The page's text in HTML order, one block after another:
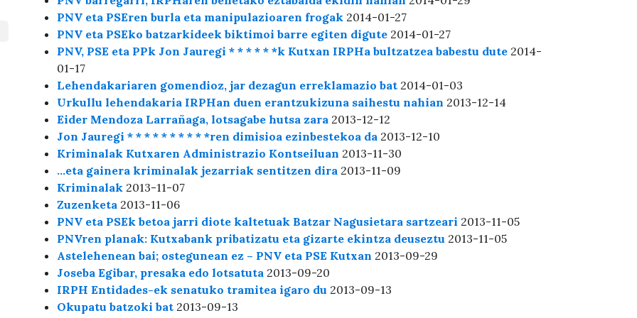
PNV eta PSEren burla eta manipulazioaren frogak 2014-01-27
PNV eta PSEko batzarkideek biktimoi barre egiten digute 2014-01-27
PNV, PSE eta PPk Jon Jauregi * * * * * *k Kutxan IRPHa bultzatzea babestu dute 2014-
01-17
Lehendakariaren gomendioz, jar dezagun erreklamazio bat 2014-01-03
Urkullu lehendakaria IRPHan duen erantzukizuna saihestu nahian 2013-12-14
Eider Mendoza Larrañaga, lotsagabe hutsa zara 2013-12-12
Jon Jauregi * * * * * * * * * *ren dimisioa ezinbestekoa da 2013-12-10
Kriminalak Kutxaren Administrazio Kontseiluan 2013-11-30
…eta gainera kriminalak jezarriak sentitzen dira 2013-11-09
Kriminalak 2013-11-07
Zuzenketa 2013-11-06
PNV eta PSEk betoa jarri diote kaltetuak Batzar Nagusietara sartzeari 2013-11-05
PNVren planak: Kutxabank pribatizatu eta gizarte ekintza deuseztu 2013-11-05
Astelehenean bai; ostegunean ez – PNV eta PSE Kutxan 2013-09-29
Joseba Egibar, presaka edo lotsatuta 2013-09-20
IRPH Entidades-ek senatuko tramitea igaro du 2013-09-13
Okupatu batzoki bat 2013-09-13